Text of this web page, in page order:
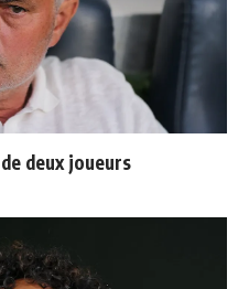
deux joueurs